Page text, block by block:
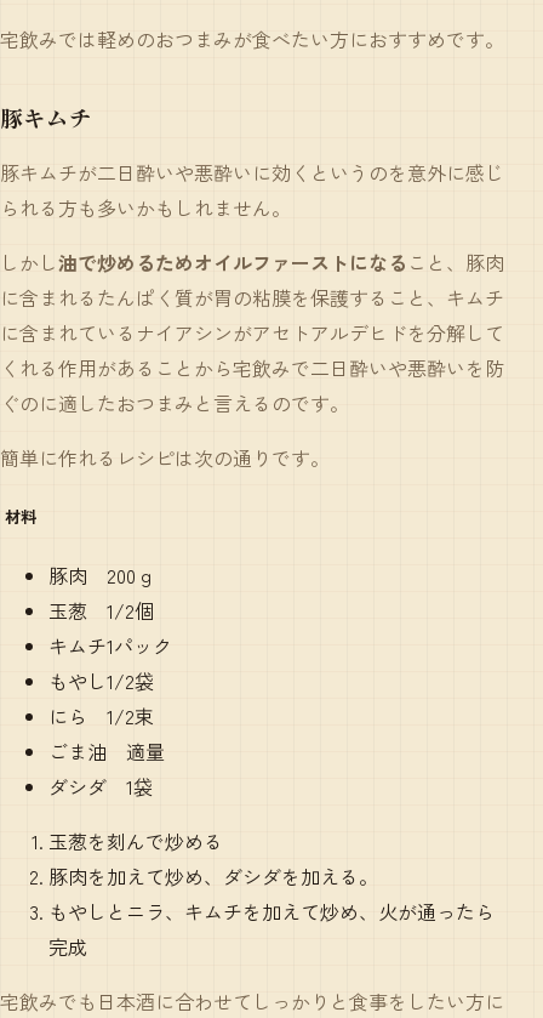
宅飲みでは軽めのおつまみが食べたい方におすすめです。
豚キムチ
豚キムチが二日酔いや悪酔いに効くというのを意外に感じ
られる方も多いかもしれません。
しかし油で炒めるためオイルファーストになる こと、豚肉
に含まれるたんぱく質が胃の粘膜を保護すること、キムチ
に含まれているナイアシンがアセトアルデヒドを分解して
くれる作用があることから宅飲みで二日酔いや悪酔いを防
ぐのに適したおつまみと言えるのです。
簡単に作れるレシピは次の通りです。
材料
豚肉 200ｇ
玉葱 1/2個
キムチ1パック
もやし1/2袋
にら 1/2束
ごま油 適量
ダシダ 1袋
玉葱を刻んで炒める
豚肉を加えて炒め、ダシダを加える。
もやしとニラ、キムチを加えて炒め、火が通ったら
完成
宅飲みでも日本酒に合わせてしっかりと食事をしたい方に